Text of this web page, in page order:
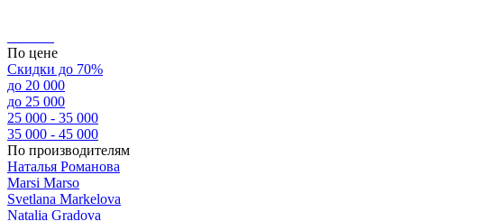
По цене
Скидки до 70%
до 20 000
до 25 000
25 000 - 35 000
35 000 - 45 000
По производителям
Наталья Романова
Marsi Marsо
Svetlana Markelova
Natalia Gradova